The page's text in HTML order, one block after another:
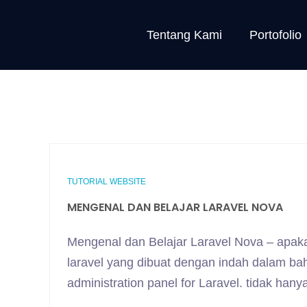
Tentang Kami Portofolio
TUTORIAL WEBSITE
MENGENAL DAN BELAJAR LARAVEL NOVA
Mengenal dan Belajar Laravel Nova –
laravel yang dibuat dengan indah dalam
administration panel for Laravel. tidak